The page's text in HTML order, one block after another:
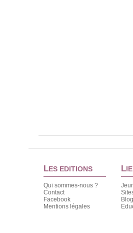
LES EDITIONS
Qui sommes-nous ?
Contact
Facebook
Mentions légales
L